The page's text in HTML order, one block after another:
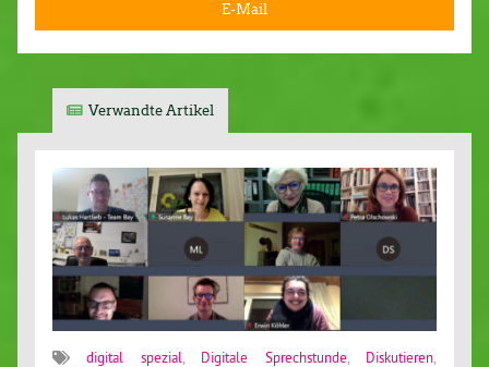
E-Mail
Verwandte Artikel
digital spezial Digitale Sprechstunde Diskutieren